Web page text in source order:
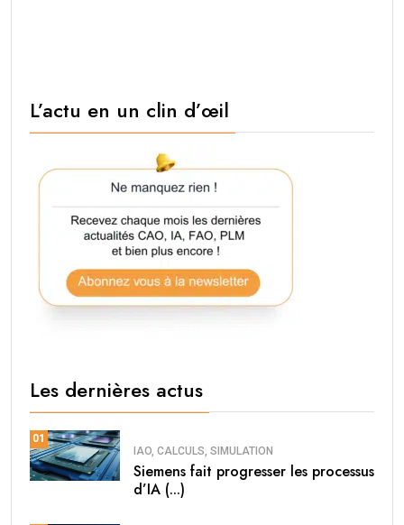
L’actu en un clin d’œil
Les dernières actus
01
IAO, CALCULS, SIMULATION
Siemens fait progresser les processus
d’IA (...)